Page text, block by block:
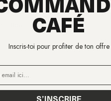
language to see the
CAFÉ
Inscris-toi pour profiter de ton offre